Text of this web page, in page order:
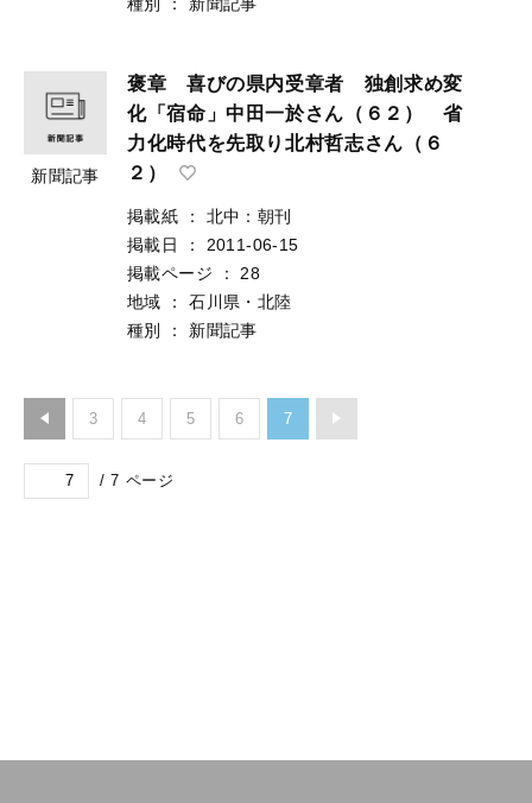
新聞記事
褒章 喜びの県内受章者 独創求め変
化「宿命」中田一於さん（６２） 省
力化時代を先取り北村哲志さん（６
２）
掲載紙 ：
北中：朝刊
掲載日
：
2011-06-15
掲載ページ
：
28
地域
：
石川県・北陸
種別
： 新聞記事
3 4 5 6 7
/ 7 ページ